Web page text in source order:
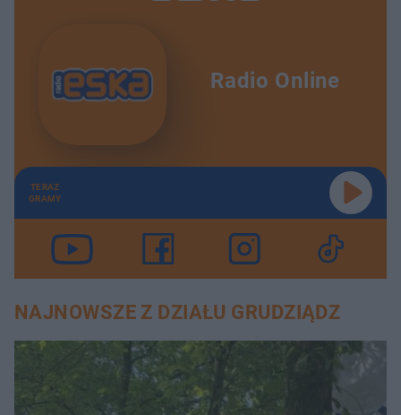
Radio Online
TERAZ
GRAMY
NAJNOWSZE Z DZIAŁU GRUDZIĄDZ